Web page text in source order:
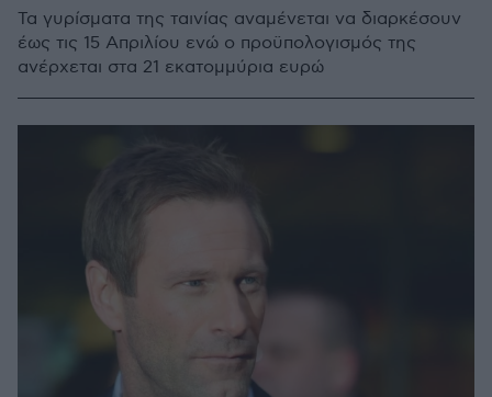
Τα γυρίσματα της ταινίας αναμένεται να διαρκέσουν
έως τις 15 Απριλίου ενώ ο προϋπολογισμός της
ανέρχεται στα 21 εκατομμύρια ευρώ